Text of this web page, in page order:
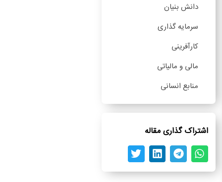
دانش بنیان
سرمایه گذاری
کارآفرینی
مالی و مالیاتی
منابع انسانی
اشتراک گذاری مقاله